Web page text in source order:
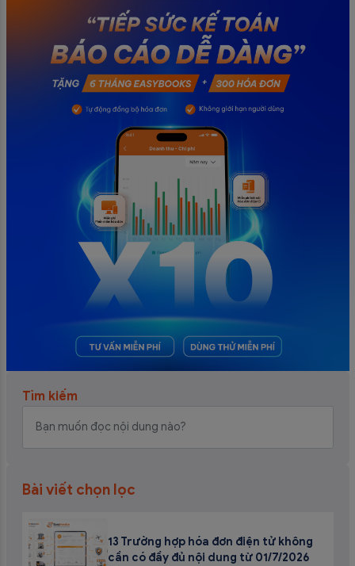
toán có thể tham khảo […]
Tìm kiếm
Bài viết chọn lọc
13 Trường hợp hóa đơn điện tử không
cần có đầy đủ nội dung từ 01/7/2026